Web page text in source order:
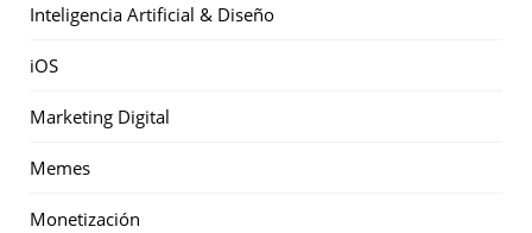
Inteligencia Artificial & Diseño
iOS
Marketing Digital
Memes
Monetización